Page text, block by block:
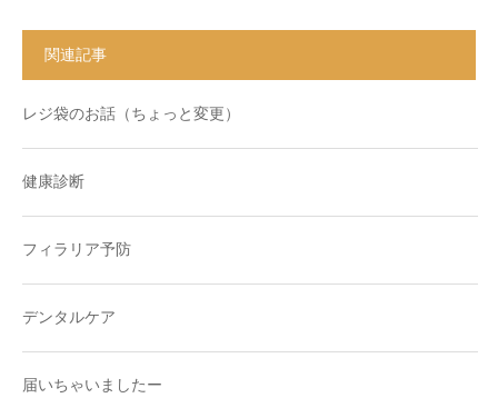
関連記事
レジ袋のお話（ちょっと変更）
健康診断
フィラリア予防
デンタルケア
届いちゃいましたー